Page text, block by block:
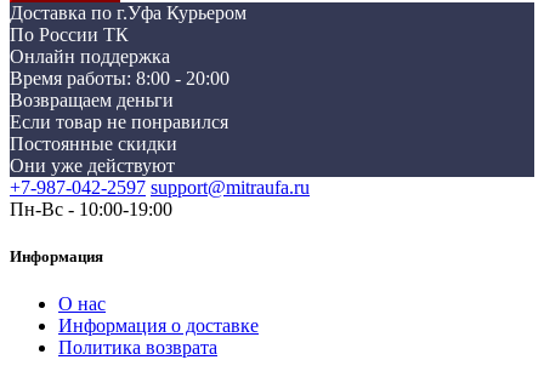
Доставка по г.Уфа Курьером
По России ТК
Онлайн поддержка
Время работы: 8:00 - 20:00
Возвращаем деньги
Если товар не понравился
Постоянные скидки
Они уже действуют
+7-987-042-2597 support@mitraufa.ru
Пн-Вс - 10:00-19:00
Информация
О нас
Информация о доставке
Политика возврата